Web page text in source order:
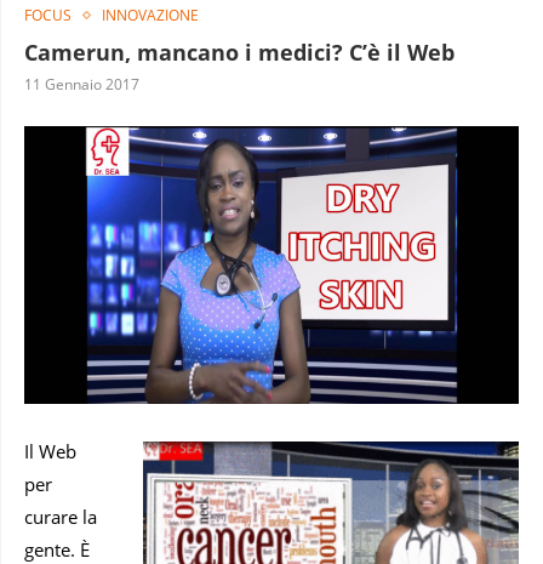
FOCUS INNOVAZIONE
Camerun, mancano i medici? C’è il Web
11 Gennaio 2017
Il Web
per
curare la
gente. È